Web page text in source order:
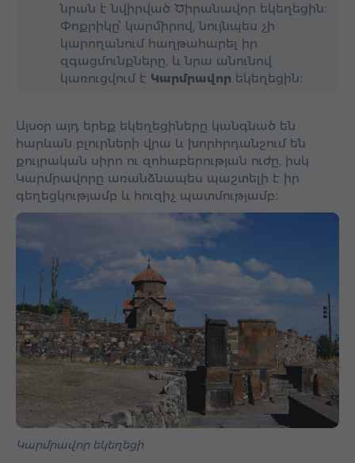
նրան է նվիրված Ծիրանավոր եկեղեցին։
Փոքրիկը՝ կարմիրով, նույնպես չի
կարողանում հաղթահարել իր
զգացմունքները, և նրա անունով
կառուցվում է Կարմրավոր եկեղեցին։
Այսօր այդ երեք եկեղեցիները կանգնած են
հարևան բլուրների վրա և խորհրդանշում են
քույրական սիրո ու զոհաբերության ուժը, իսկ
Կարմրավորը առանձնապես պաշտելի է իր
գեղեցկությամբ և հուզիչ պատմությամբ։
Կարմրավոր եկեղեցի